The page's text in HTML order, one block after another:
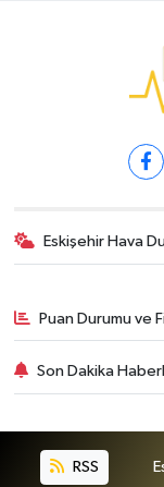
Eskişehir Hava
Puan Durumu ve
Son Dakika
RSS